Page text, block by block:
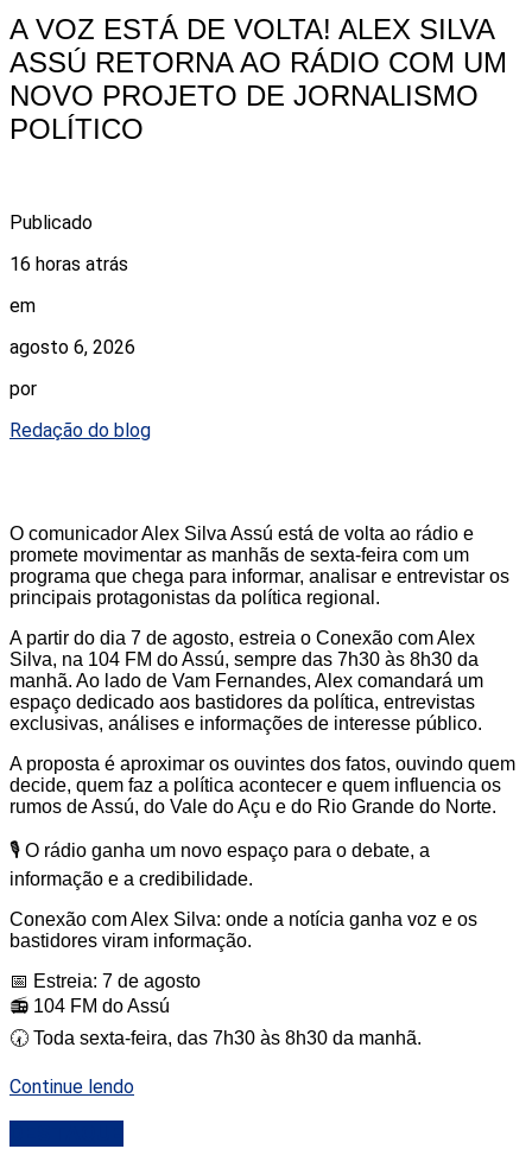
A VOZ ESTÁ DE VOLTA! ALEX SILVA
ASSÚ RETORNA AO RÁDIO COM UM
NOVO PROJETO DE JORNALISMO
POLÍTICO
Publicado
16 horas atrás
em
agosto 6, 2026
por
Redação do blog
O comunicador Alex Silva Assú está de volta ao rádio e
promete movimentar as manhãs de sexta-feira com um
programa que chega para informar, analisar e entrevistar os
principais protagonistas da política regional.
A partir do dia 7 de agosto, estreia o Conexão com Alex
Silva, na 104 FM do Assú, sempre das 7h30 às 8h30 da
manhã. Ao lado de Vam Fernandes, Alex comandará um
espaço dedicado aos bastidores da política, entrevistas
exclusivas, análises e informações de interesse público.
A proposta é aproximar os ouvintes dos fatos, ouvindo quem
decide, quem faz a política acontecer e quem influencia os
rumos de Assú, do Vale do Açu e do Rio Grande do Norte.
🎙️ O rádio ganha um novo espaço para o debate, a
informação e a credibilidade.
Conexão com Alex Silva: onde a notícia ganha voz e os
bastidores viram informação.
📅 Estreia: 7 de agosto
📻 104 FM do Assú
🕢 Toda sexta-feira, das 7h30 às 8h30 da manhã.
Continue lendo